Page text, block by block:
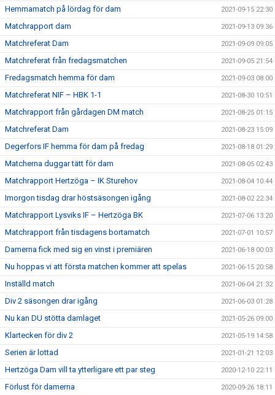
Hemmamatch på lördag för dam 2021-09-15 22:30
Matchrapport dam 2021-09-13 09:36
Matchreferat Dam 2021-09-09 09:05
Matchreferat från fredagsmatchen 2021-09-05 21:54
Fredagsmatch hemma för dam 2021-09-03 08:00
Matchreferat NIF – HBK 1-1 2021-08-30 10:51
Matchrapport från gårdagen DM match 2021-08-25 01:15
Matchreferat Dam 2021-08-23 15:09
Degerfors IF hemma för dam på fredag 2021-08-18 01:29
Matcherna duggar tätt för dam 2021-08-05 02:43
Matchrapport Hertzöga – IK Sturehov 2021-08-04 10:44
Imorgon tisdag drar höstsäsongen igång 2021-08-02 22:34
Matchrapport Lysviks IF – Hertzöga BK 2021-07-06 13:20
Matchrapport från tisdagens bortamatch 2021-07-01 10:57
Damerna fick med sig en vinst i premiären 2021-06-18 00:03
Nu hoppas vi att första matchen kommer att spelas 2021-06-15 20:58
Inställd match 2021-06-04 21:32
Div 2 säsongen drar igång 2021-06-03 01:28
Nu kan DU stötta damlaget 2021-05-26 09:00
Klartecken för div 2 2021-05-19 14:58
Serien är lottad 2021-01-21 12:03
Hertzöga Dam vill ta ytterligare ett par steg 2020-12-10 22:11
Förlust för damerna 2020-09-26 18:11